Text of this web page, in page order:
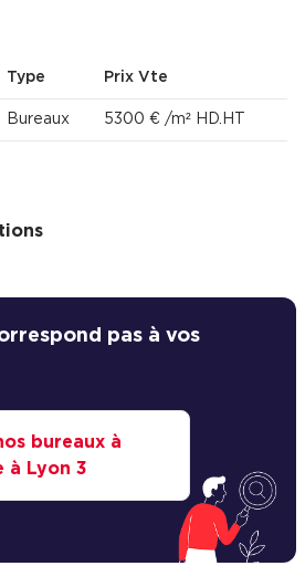
Type Prix Vte
Bureaux 5300 € /m² HD.HT
pas à vos
bureaux à
à Lyon 3